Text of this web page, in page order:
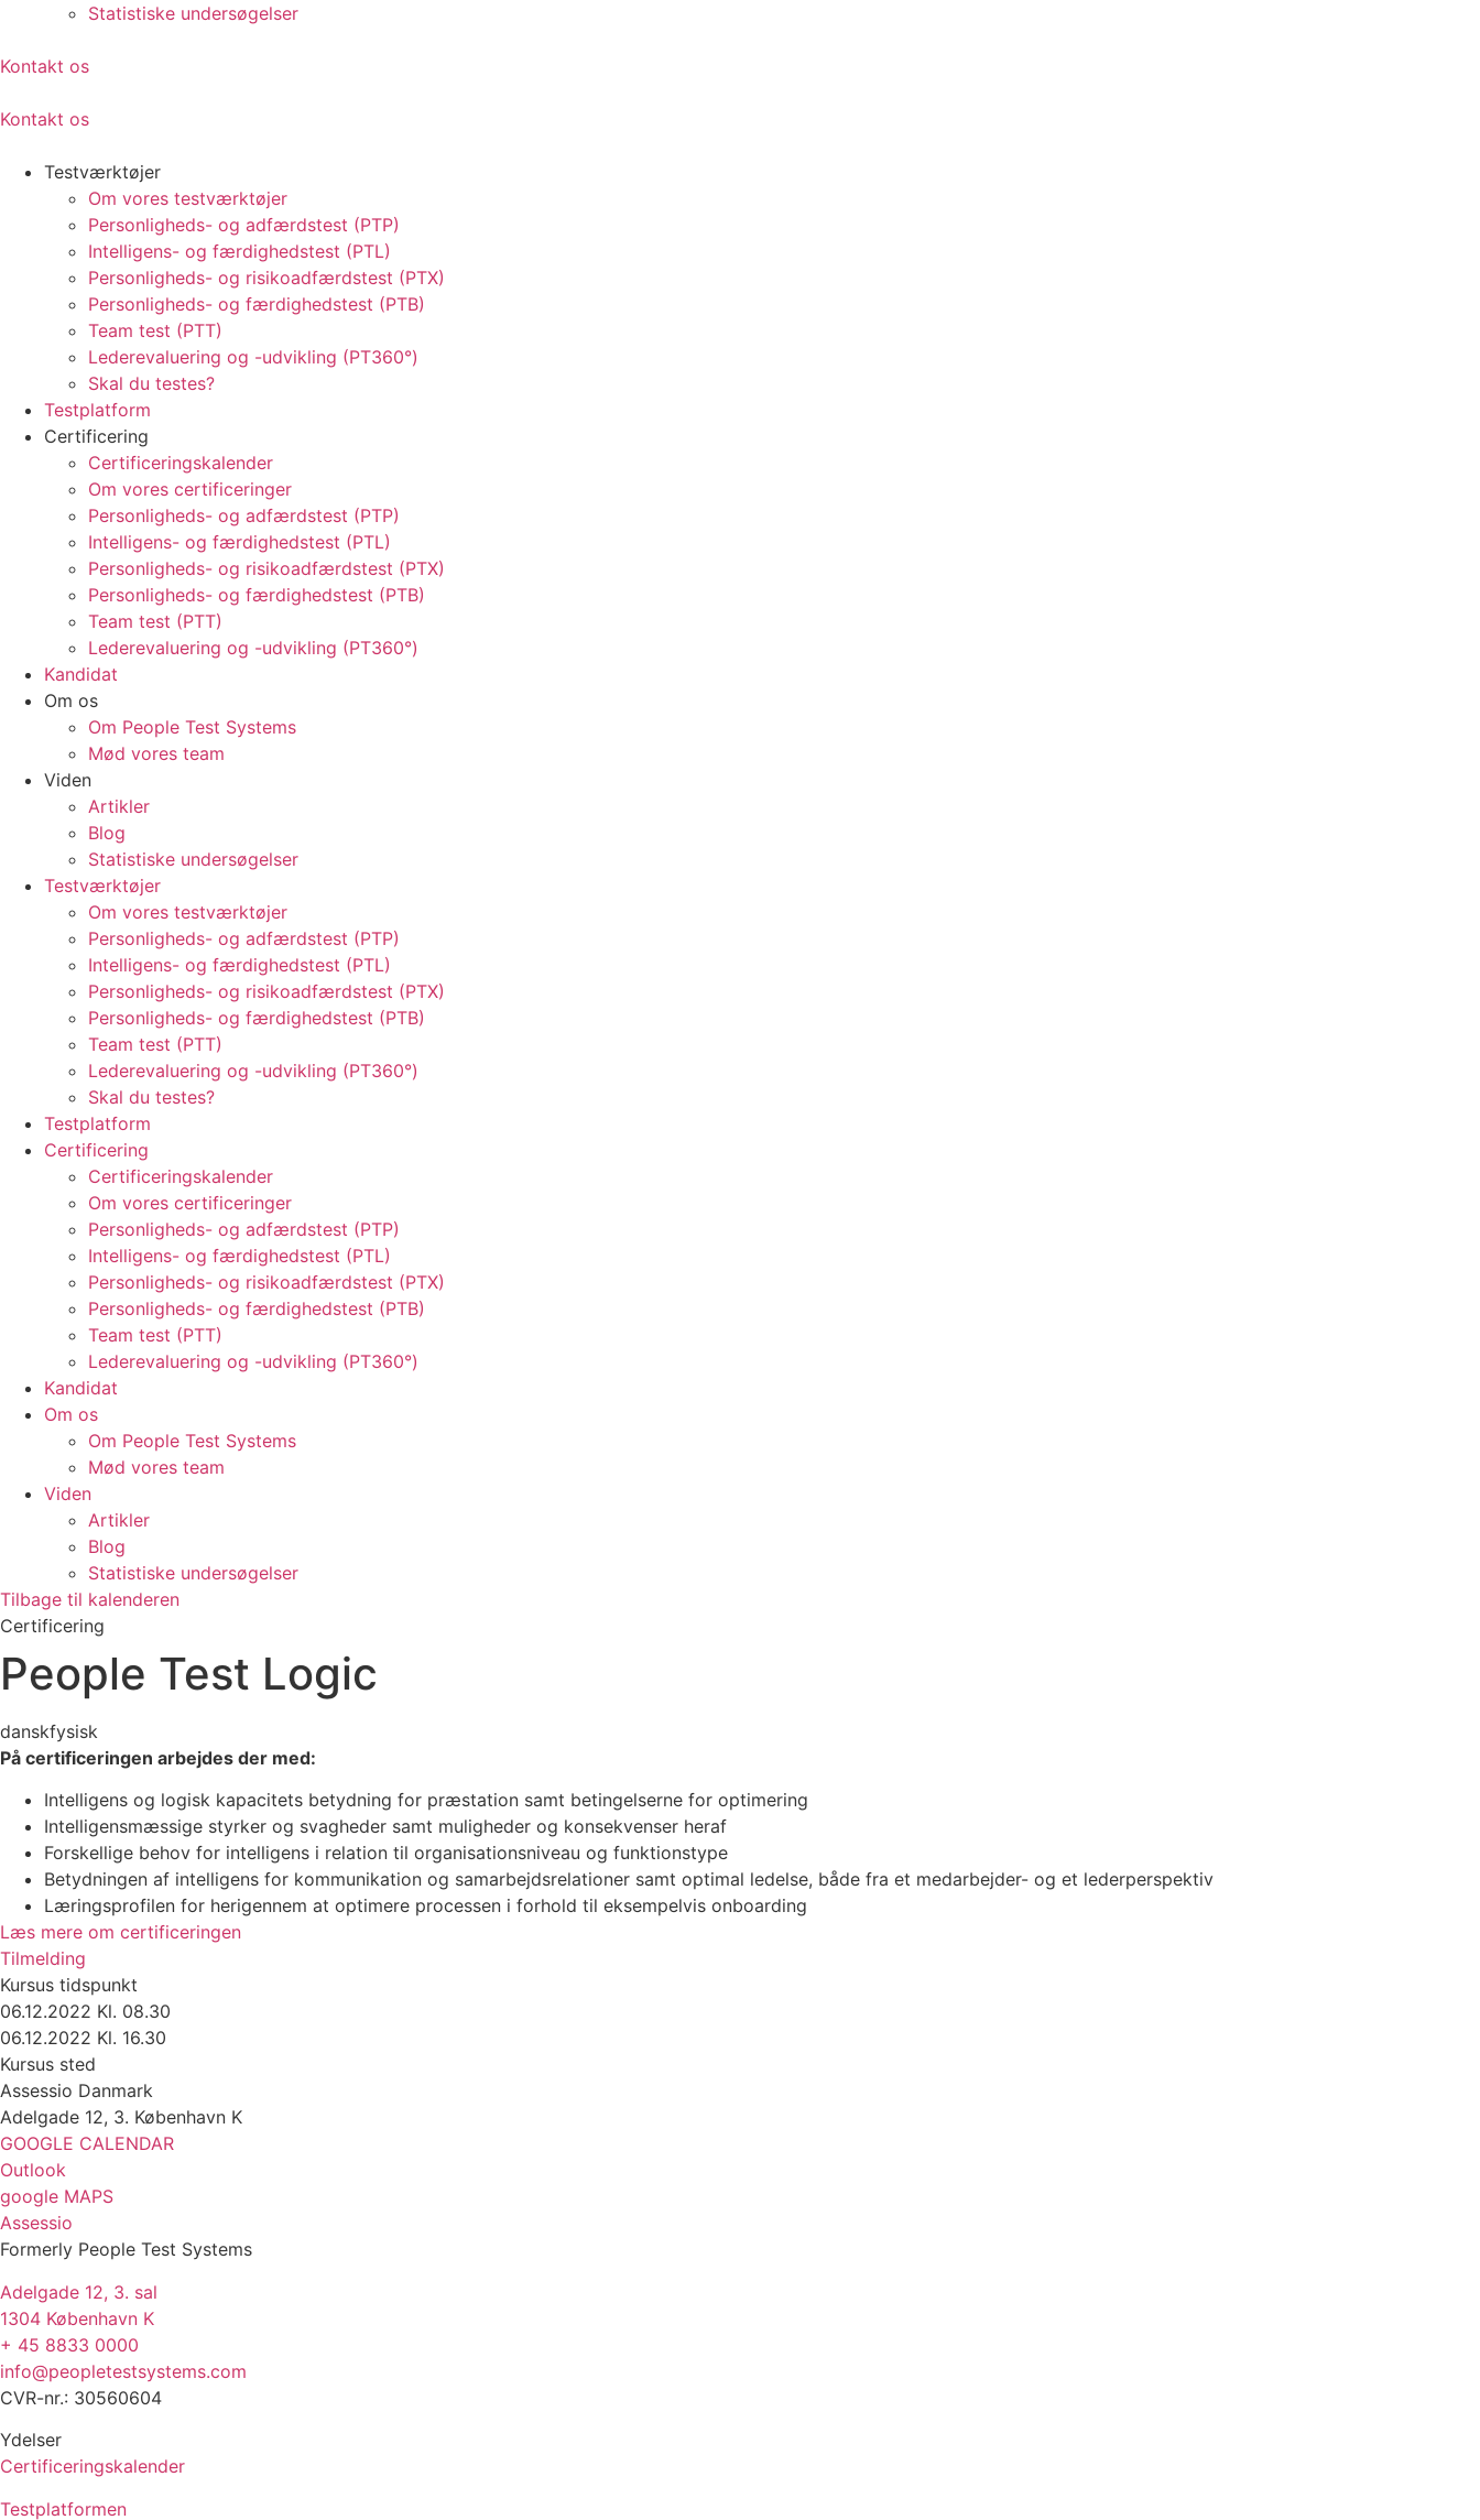
Statistiske undersøgelser
Kontakt os
Kontakt os
Testværktøjer
Om vores testværktøjer
Personligheds- og adfærdstest (PTP)
Intelligens- og færdighedstest (PTL)
Personligheds- og risikoadfærdstest (PTX)
Personligheds- og færdighedstest (PTB)
Team test (PTT)
Lederevaluering og -udvikling (PT360°)
Skal du testes?
Testplatform
Certificering
Certificeringskalender
Om vores certificeringer
Personligheds- og adfærdstest (PTP)
Intelligens- og færdighedstest (PTL)
Personligheds- og risikoadfærdstest (PTX)
Personligheds- og færdighedstest (PTB)
Team test (PTT)
Lederevaluering og -udvikling (PT360°)
Kandidat
Om os
Om People Test Systems
Mød vores team
Viden
Artikler
Blog
Statistiske undersøgelser
Testværktøjer
Om vores testværktøjer
Personligheds- og adfærdstest (PTP)
Intelligens- og færdighedstest (PTL)
Personligheds- og risikoadfærdstest (PTX)
Personligheds- og færdighedstest (PTB)
Team test (PTT)
Lederevaluering og -udvikling (PT360°)
Skal du testes?
Testplatform
Certificering
Certificeringskalender
Om vores certificeringer
Personligheds- og adfærdstest (PTP)
Intelligens- og færdighedstest (PTL)
Personligheds- og risikoadfærdstest (PTX)
Personligheds- og færdighedstest (PTB)
Team test (PTT)
Lederevaluering og -udvikling (PT360°)
Kandidat
Om os
Om People Test Systems
Mød vores team
Viden
Artikler
Blog
Statistiske undersøgelser
Tilbage til kalenderen
Certificering
People Test Logic
danskfysisk
På certificeringen arbejdes der med:
Intelligens og logisk kapacitets betydning for præstation samt betingelserne for optimering
Intelligensmæssige styrker og svagheder samt muligheder og konsekvenser heraf
Forskellige behov for intelligens i relation til organisationsniveau og funktionstype
Betydningen af intelligens for kommunikation og samarbejdsrelationer samt optimal ledelse, både fra et medarbejder- og et lederperspektiv
Læringsprofilen for herigennem at optimere processen i forhold til eksempelvis onboarding
Læs mere om certificeringen
Tilmelding
Kursus tidspunkt
06.12.2022 Kl. 08.30
06.12.2022 Kl. 16.30
Kursus sted
Assessio Danmark
Adelgade 12, 3. København K
GOOGLE CALENDAR
Outlook
google MAPS
Assessio
Formerly People Test Systems
Adelgade 12, 3. sal
1304 København K
+ 45 8833 0000
info@peopletestsystems.com
CVR-nr.: 30560604
Ydelser
Certificeringskalender
Testplatformen